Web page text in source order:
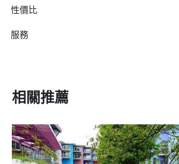
性價比
服務
相關推薦